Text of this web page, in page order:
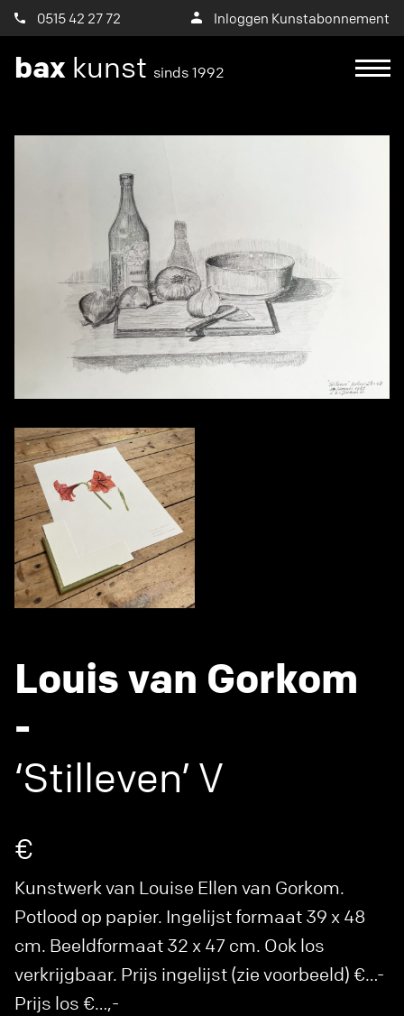
0515 42 27 72 Inloggen Kunstabonnement
bax kunst sinds 1992
Louis van Gorkom
-
‘Stilleven’ V
€
Kunstwerk van Louise Ellen van Gorkom.
Potlood op papier. Ingelijst formaat 39 x 48
cm. Beeldformaat 32 x 47 cm. Ook los
verkrijgbaar. Prijs ingelijst (zie voorbeeld) €…-
Prijs los €…,-